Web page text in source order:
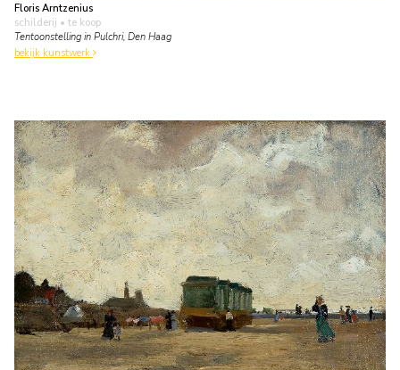
Floris Arntzenius
schilderij • te koop
Tentoonstelling in Pulchri, Den Haag
bekijk kunstwerk